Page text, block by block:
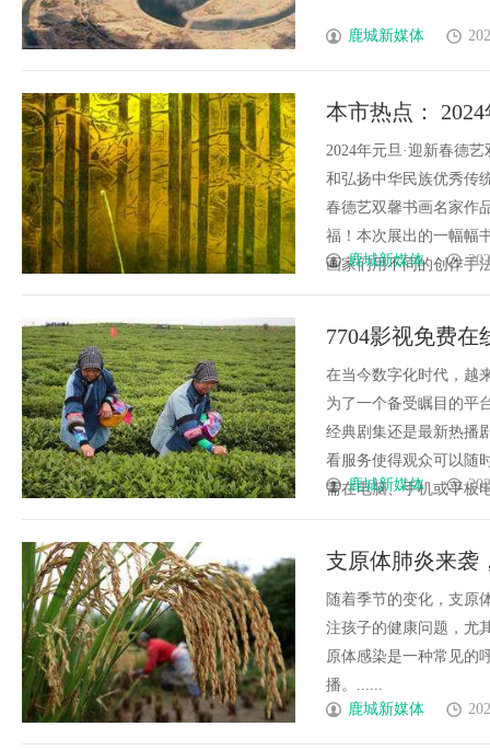
鹿城新媒体
本市热点：
网络展
2024年元旦·迎新春德
和弘扬中华民族优秀传
春德艺双馨书画名家作
福！本次展出的一幅幅
画家们用不同的创作手
鹿城新媒体
7704影视免费在
在当今数字化时代，越
为了一个备受瞩目的平
经典剧集还是最新热播
看服务使得观众可以随
需在电脑、手机或平板
鹿城新媒体
支原体肺炎来袭
随着季节的变化，支原
注孩子的健康问题，尤
原体感染是一种常见的
播。......
鹿城新媒体